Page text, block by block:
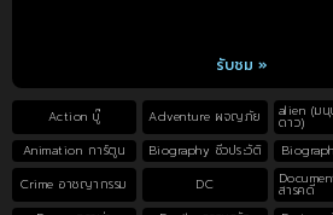
รับชม »
Action บู๊ Adventure ผจญภัย alien (ม
ดาว)
Animation การ์ตูน
Biography ชีวประวัติ
Crime อาชญากรรม
DC สารคดี